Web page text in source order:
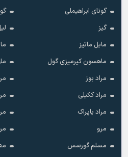
گونای ابراهیملی
گیز
مابل ماتیز
ماهسون کیرمیزی گول
مراد بوز
مراد ککیلی
مراد یاپراک
مرو
مسلم گورسس